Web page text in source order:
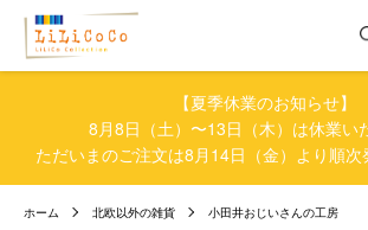
【夏季休業のお知らせ】
8月8日（土）〜13日（木）は休業い
ただいまのご注文は8月14日（金）より順次
ホーム 北欧以外の雑貨 小田井おじいさんの工房